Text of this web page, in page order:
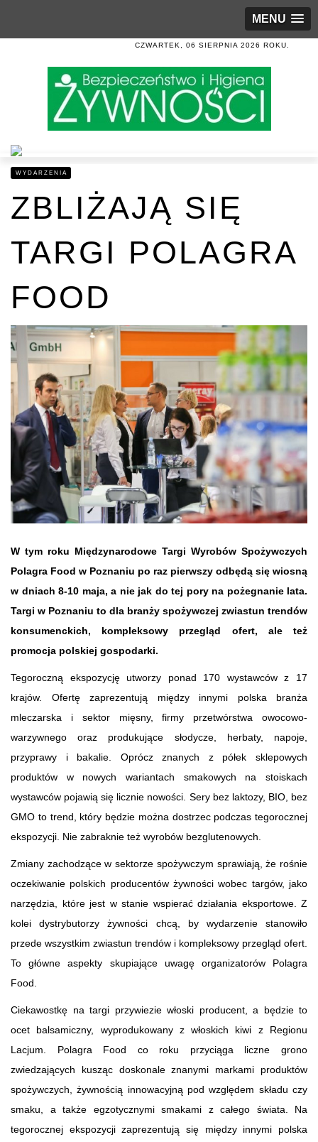
MENU
CZWARTEK, 06 SIERPNIA 2026 ROKU.
WYDARZENIA
ZBLIŻAJĄ SIĘ
TARGI POLAGRA
FOOD
W tym roku Międzynarodowe Targi Wyrobów Spożywczych
Polagra Food w Poznaniu po raz pierwszy odbędą się wiosną
w dniach 8-10 maja, a nie jak do tej pory na pożegnanie lata.
Targi w Poznaniu to dla branży spożywczej zwiastun trendów
konsumenckich, kompleksowy przegląd ofert, ale też
promocja polskiej gospodarki.
Tegoroczną ekspozycję utworzy ponad 170 wystawców z 17
krajów. Ofertę zaprezentują między innymi polska branża
mleczarska i sektor mięsny, firmy przetwórstwa owocowo-
warzywnego oraz produkujące słodycze, herbaty, napoje,
przyprawy i bakalie. Oprócz znanych z półek sklepowych
produktów w nowych wariantach smakowych na stoiskach
wystawców pojawią się licznie nowości. Sery bez laktozy, BIO, bez
GMO to trend, który będzie można dostrzec podczas tegorocznej
ekspozycji. Nie zabraknie też wyrobów bezglutenowych.
Zmiany zachodzące w sektorze spożywczym sprawiają, że rośnie
oczekiwanie polskich producentów żywności wobec targów, jako
narzędzia, które jest w stanie wspierać działania eksportowe. Z
kolei dystrybutorzy żywności chcą, by wydarzenie stanowiło
przede wszystkim zwiastun trendów i kompleksowy przegląd ofert.
To główne aspekty skupiające uwagę organizatorów Polagra
Food.
Ciekawostkę na targi przywiezie włoski producent, a będzie to
ocet balsamiczny, wyprodukowany z włoskich kiwi z Regionu
Lacjum. Polagra Food co roku przyciąga liczne grono
zwiedzających kusząc doskonale znanymi markami produktów
spożywczych, żywnością innowacyjną pod względem składu czy
smaku, a także egzotycznymi smakami z całego świata. Na
tegorocznej ekspozycji zaprezentują się między innymi polska